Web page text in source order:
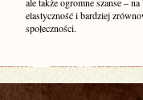
elastyczność i bardziej
społeczności.